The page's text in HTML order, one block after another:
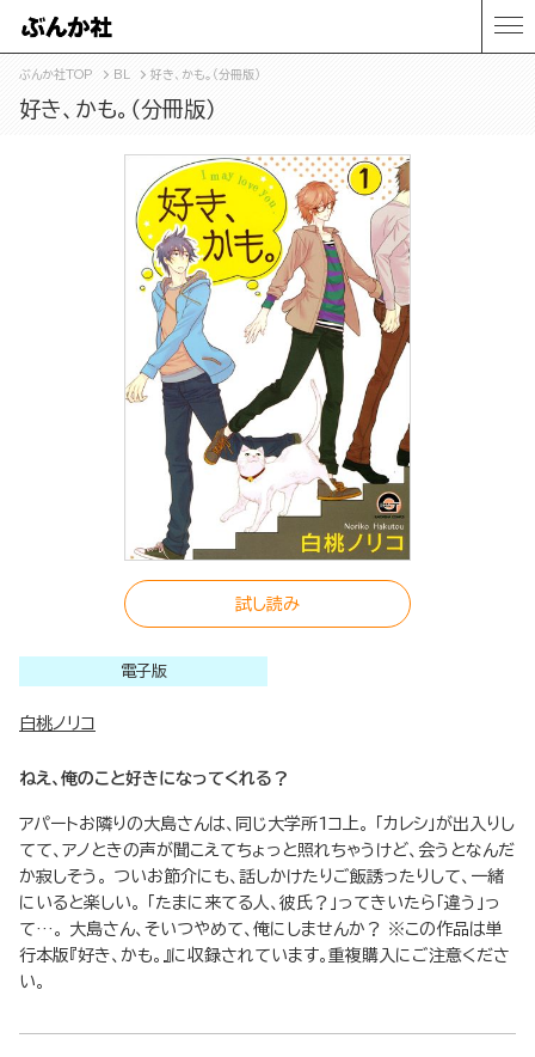
ぶんか社TOP BL 好き、かも。（分冊版）
好き、かも。（分冊版）
試し読み
電子版
白桃ノリコ
ねえ、俺のこと好きになってくれる？
アパートお隣りの大島さんは、同じ大学所1コ上。 「カレシ」が出入りし
てて、アノときの声が聞こえてちょっと照れちゃうけど、会うとなんだ
か寂しそう。 ついお節介にも、話しかけたりご飯誘ったりして、一緒
にいると楽しい。 「たまに来てる人、彼氏？」ってきいたら「違う」っ
て…。 大島さん、そいつやめて、俺にしませんか？ ※この作品は単
行本版『好き、かも。』に収録されています。重複購入にご注意くださ
い。